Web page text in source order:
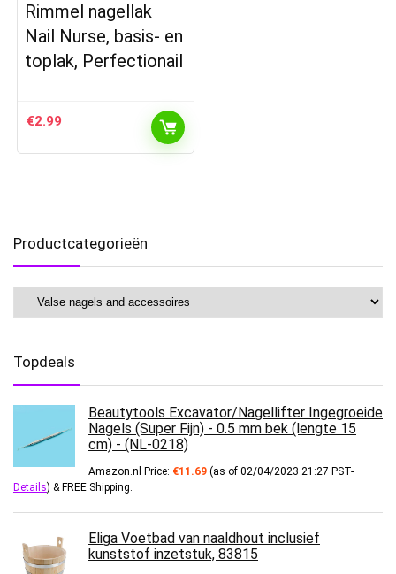
Rimmel nagellak
Nail Nurse, basis- en
toplak, Perfectionail
€2.99
Productcategorieën
Topdeals
Beautytools Excavator/Nagellifter Ingegroeide
Nagels (Super Fijn) - 0.5 mm bek (lengte 15
cm) - (NL-0218)
Amazon.nl Price: €11.69 (as of 02/04/2023 21:27 PST-
Details) & FREE Shipping.
Eliga Voetbad van naaldhout inclusief
kunststof inzetstuk, 83815